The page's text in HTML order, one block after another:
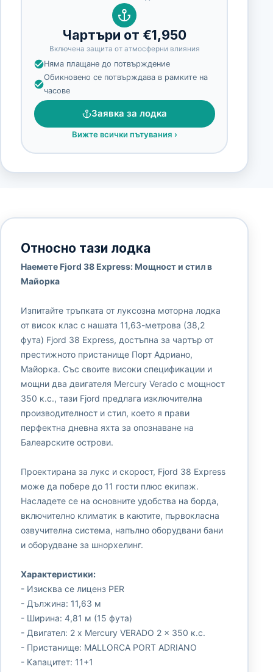
Чартъри от €1,950
Включена защита от атмосферни влияния
Няма плащане до потвърждение
Обикновено се потвърждава в рамките на
часове
Заявка за лодка
Вижте всички пътувания ›
Относно тази лодка
Наемете Fjord 38 Express: Мощност и стил в
Майорка
Изпитайте тръпката от луксозна моторна лодка
от висок клас с нашата 11,63-метрова (38,2
фута) Fjord 38 Express, достъпна за чартър от
престижното пристанище Порт Адриано,
Майорка. Със своите високи спецификации и
мощни два двигателя Mercury Verado с мощност
350 к.с., тази Fjord предлага изключителна
производителност и стил, което я прави
перфектна дневна яхта за опознаване на
Балеарските острови.
Проектирана за лукс и скорост, Fjord 38 Express
може да побере до 11 гости плюс екипаж.
Насладете се на основните удобства на борда,
включително климатик в каютите, първокласна
озвучителна система, напълно оборудвани бани
и оборудване за шнорхелинг.
Характеристики:
- Изисква се лиценз PER
- Дължина: 11,63 м
- Ширина: 4,81 м (15 фута)
- Двигател: 2 x Mercury VERADO 2 x 350 к.с.
- Пристанище: MALLORCA PORT ADRIANO
- Капацитет: 11+1